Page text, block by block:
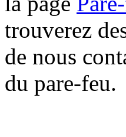
trouverez
de nous
du pare-feu.